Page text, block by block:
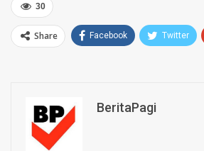
30
Share Facebook Twitter
BeritaPagi